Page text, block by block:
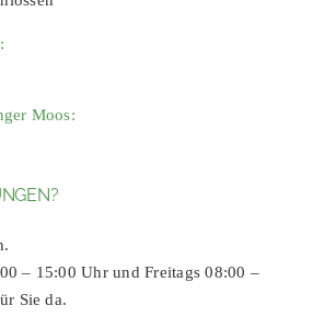
Moos:
– 15:00 Uhr und Freitags 08:00 –
Sie da.